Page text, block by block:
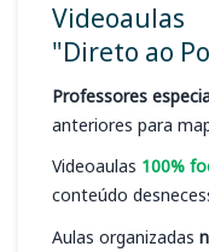
Videoaulas
"Direto ao
Professores
anteriores para
Videoaulas 100%
conteúdo
Aulas organizadas